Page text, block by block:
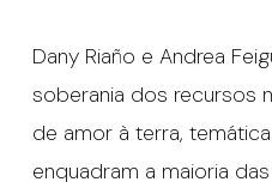
Dany Riaño e Andrea
soberania dos recursos
de amor à terra,
enquadram a maioria